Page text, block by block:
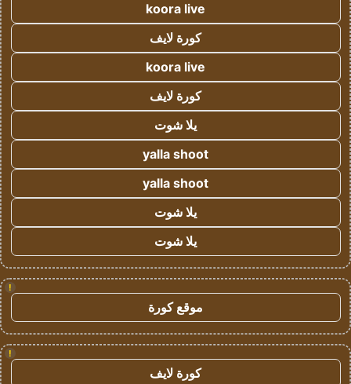
koora live
كورة لايف
koora live
كورة لايف
يلا شوت
yalla shoot
yalla shoot
يلا شوت
يلا شوت
!
موقع كورة
!
كورة لايف